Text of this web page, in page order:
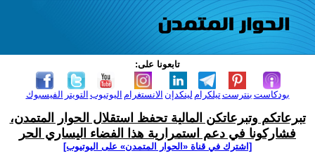
تابعونا على:
الفيسبوك التويتر اليوتيوب الانستغرام لينكدإن تيلكرامبنترست بودكاست
تبرعاتكم وتبرعاتكن المالية تحفظ استقلال الحوار المتمدن،
فشاركونا في دعم استمرارية هذا الفضاء اليساري الحر
[اشترك في قناة ‫«الحوار المتمدن» على اليوتيوب]